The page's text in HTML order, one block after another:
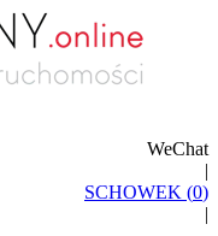
WeChat
|
SCHOWEK (0)
|